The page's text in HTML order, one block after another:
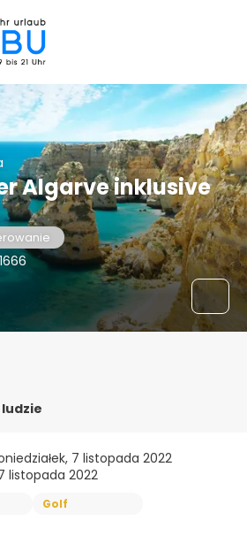
Algarve inklusive
7 listopada 2022
listopada 2022
Golf